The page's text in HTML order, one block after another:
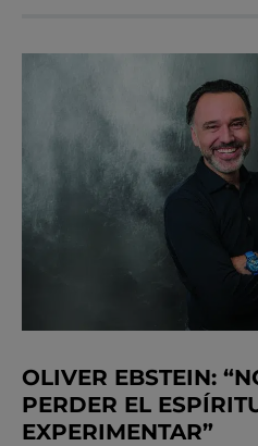
OLIVER EBSTEIN:
PERDER EL
EXPERIMENTAR”